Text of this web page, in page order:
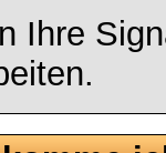
Ihre